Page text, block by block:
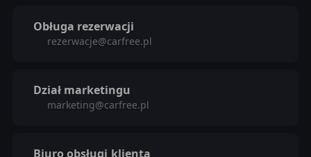
Obługa rezerwacji
rezerwacje@carfree.pl
Dział marketingu
marketing@carfree.pl
Biuro obsługi klienta